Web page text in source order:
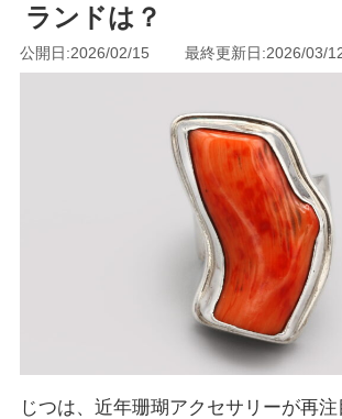
ランドは？
公開日:2026/02/15 最終更新日:2026/03/
じつは、近年珊瑚アクセサリーが再